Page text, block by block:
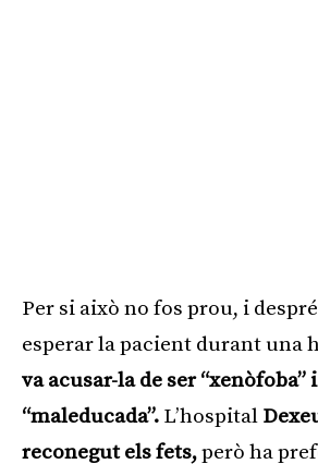
Per si això no fos prou, i
esperar la pacient durant una
va acusar-la de ser “xenòfoba” i
“maleducada”. L’hospital
reconegut els fets,però ha